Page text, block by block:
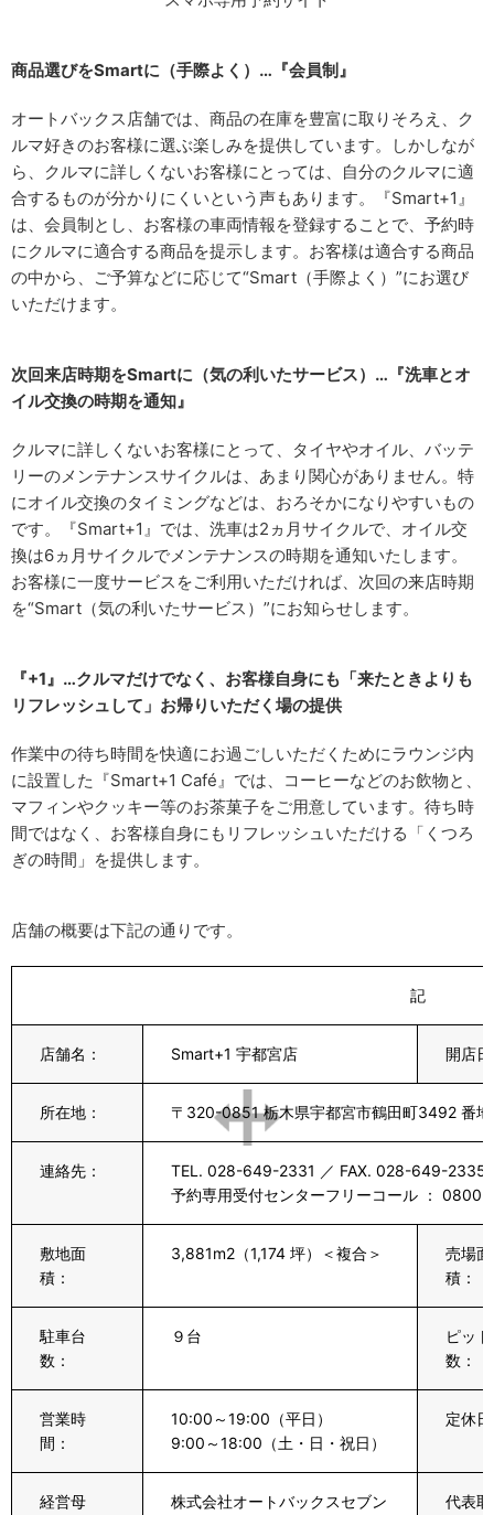
商品選びをSmartに（手際よく）…『会員制』
オートバックス店舗では、商品の在庫を豊富に取りそろえ、ク
ルマ好きのお客様に選ぶ楽しみを提供しています。しかしなが
ら、クルマに詳しくないお客様にとっては、自分のクルマに適
合するものが分かりにくいという声もあります。『Smart+1』
は、会員制とし、お客様の車両情報を登録することで、予約時
にクルマに適合する商品を提示します。お客様は適合する商品
の中から、ご予算などに応じて“Smart（手際よく）”にお選び
いただけます。
次回来店時期をSmartに（気の利いたサービス）…『洗車とオ
イル交換の時期を通知』
クルマに詳しくないお客様にとって、タイヤやオイル、バッテ
リーのメンテナンスサイクルは、あまり関心がありません。特
にオイル交換のタイミングなどは、おろそかになりやすいもの
です。『Smart+1』では、洗車は2ヵ月サイクルで、オイル交
換は6ヵ月サイクルでメンテナンスの時期を通知いたします。
お客様に一度サービスをご利用いただければ、次回の来店時期
を“Smart（気の利いたサービス）”にお知らせします。
『+1』…クルマだけでなく、お客様自身にも「来たときよりも
リフレッシュして」お帰りいただく場の提供
作業中の待ち時間を快適にお過ごしいただくためにラウンジ内
に設置した『Smart+1 Café』では、コーヒーなどのお飲物と、
マフィンやクッキー等のお茶菓子をご用意しています。待ち時
間ではなく、お客様自身にもリフレッシュいただける「くつろ
ぎの時間」を提供します。
店舗の概要は下記の通りです。
記
店舗名： Smart+1 宇都宮店 開店
所在地： 〒320-0851 栃木県宇都宮市鶴田町3492 番
連絡先：
TEL. 028-649-2331 ／ FAX. 028-649-2335
予約専用受付センターフリーコール ：
敷地面
積：
3,881m2（1,174 坪）＜複合＞
売場面
積：
駐車台
数：
９台
ピッ
数：
営業時
間：
10:00～19:00（平日）
9:00～18:00（土・日・祝日）
定休
経営母
株式会社オートバックスセブン
代表